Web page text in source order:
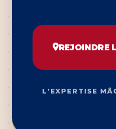
REJOINDRE
L'EXPERTISE